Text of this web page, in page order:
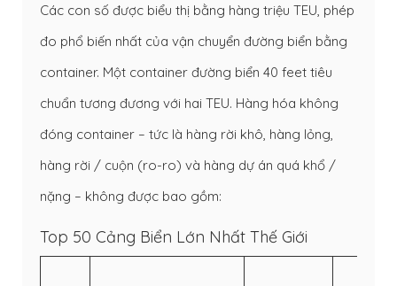
Các con số được biểu thị bằng hàng triệu TEU, phép
đo phổ biến nhất của vận chuyển đường biển bằng
container. Một container đường biển 40 feet tiêu
chuẩn tương đương với hai TEU. Hàng hóa không
đóng container – tức là hàng rời khô, hàng lỏng,
hàng rời / cuộn (ro-ro) và hàng dự án quá khổ /
nặng – không được bao gồm:
Top 50 Cảng Biển Lớn Nhất Thế Giới